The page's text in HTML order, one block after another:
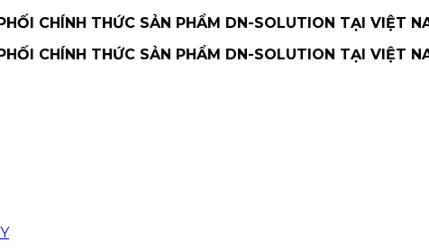
CHÍNH THỨC SẢN PHẨM DN-SOLUTION TẠI VIỆT
CHÍNH THỨC SẢN PHẨM DN-SOLUTION TẠI VIỆT